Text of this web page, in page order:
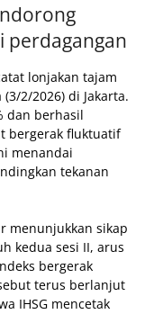
perdagangan
lonjakan tajam
2/2026) di Jakarta.
dan berhasil
bergerak fluktuatif
menandai
tekanan
menunjukkan sikap
kedua sesi II, arus
bergerak
terus berlanjut
IHSG mencetak